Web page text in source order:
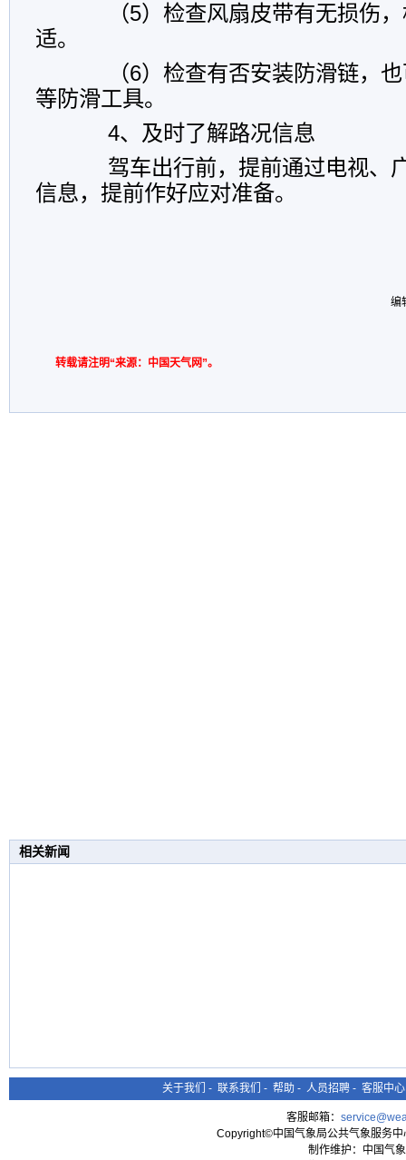
（5）检查风扇皮带有无损伤，
适。
（6）检查有否安装防滑链，也
等防滑工具。
4、及时了解路况信息
驾车出行前，提前通过电视、
信息，提前作好应对准备。
编
转载请注明“来源：中国天气网”。
相关新闻
关于我们 - 联系我们 - 帮助 - 人员招聘 - 客服中心
客服邮箱：
Copyright©中国气象局公共气象服务
制作维护：中国气